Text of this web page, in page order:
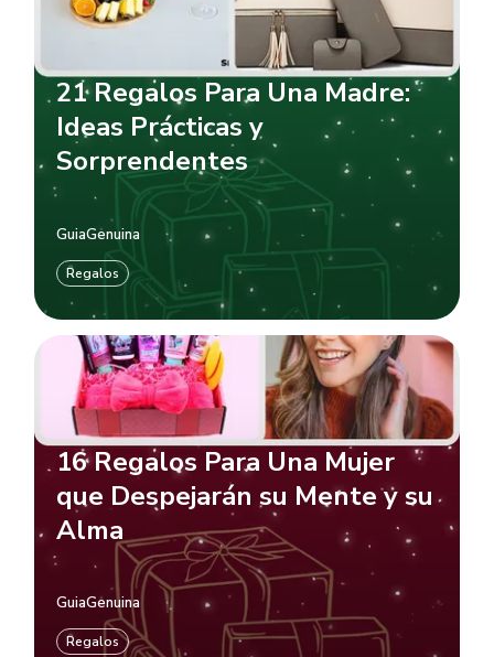
21 Regalos Para Una Madre:
Ideas Prácticas y
Sorprendentes
GuiaGenuina
Regalos
16 Regalos Para Una Mujer
que Despejarán su Mente y su
Alma
GuiaGenuina
Regalos